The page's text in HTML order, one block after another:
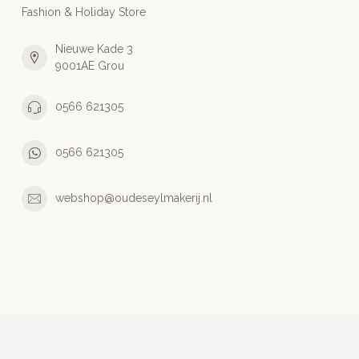
Fashion & Holiday Store
Nieuwe Kade 3
9001AE Grou
0566 621305
0566 621305
webshop@oudeseylmakerij.nl